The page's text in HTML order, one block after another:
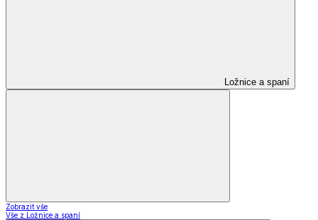
Ložnice a spaní
Zobrazit vše
Vše z Ložnice a spaní